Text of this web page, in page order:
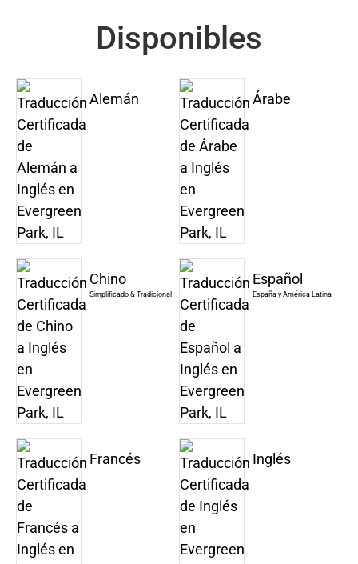
Disponibles
Alemán Árabe
Chino
Simplificado & Tradicional
Español
España y América Latina
Francés Inglés